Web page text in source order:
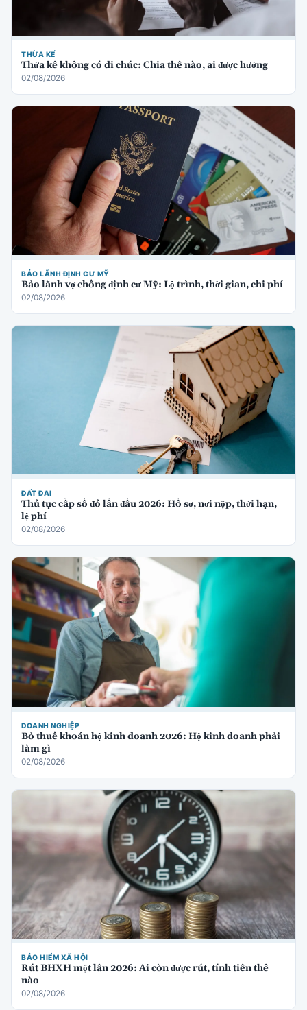
THỪA KẾ
Thừa kế không có di chúc: Chia thế nào, ai được hưởng
02/08/2026
BẢO LÃNH ĐỊNH CƯ MỸ
Bảo lãnh vợ chồng định cư Mỹ: Lộ trình, thời gian, chi phí
02/08/2026
ĐẤT ĐAI
Thủ tục cấp sổ đỏ lần đầu 2026: Hồ sơ, nơi nộp, thời hạn,
lệ phí
02/08/2026
DOANH NGHIỆP
Bỏ thuế khoán hộ kinh doanh 2026: Hộ kinh doanh phải
làm gì
02/08/2026
BẢO HIỂM XÃ HỘI
Rút BHXH một lần 2026: Ai còn được rút, tính tiền thế
nào
02/08/2026